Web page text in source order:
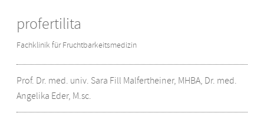
profertilita
Fachklinik für Fruchtbarkeitsmedizin
Prof. Dr. med. univ. Sara Fill Malfertheiner, MHBA, Dr. med.
Angelika Eder, M.sc.